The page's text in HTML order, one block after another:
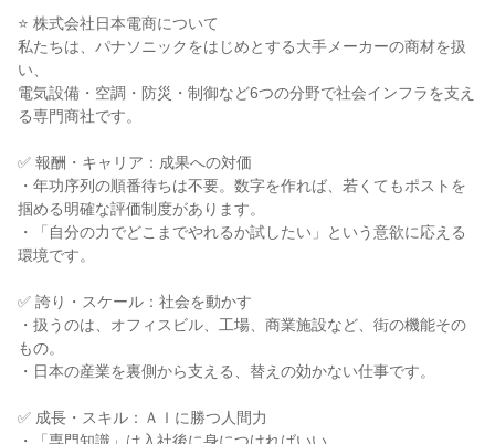
⭐ 株式会社日本電商について
私たちは、パナソニックをはじめとする大手メーカーの商材を扱
い、
電気設備・空調・防災・制御など6つの分野で社会インフラを支え
る専門商社です。
✅ 報酬・キャリア：成果への対価
・年功序列の順番待ちは不要。数字を作れば、若くてもポストを
掴める明確な評価制度があります。
・「自分の力でどこまでやれるか試したい」という意欲に応える
環境です。
✅ 誇り・スケール：社会を動かす
・扱うのは、オフィスビル、工場、商業施設など、街の機能その
もの。
・日本の産業を裏側から支える、替えの効かない仕事です。
✅ 成長・スキル：ＡＩに勝つ人間力